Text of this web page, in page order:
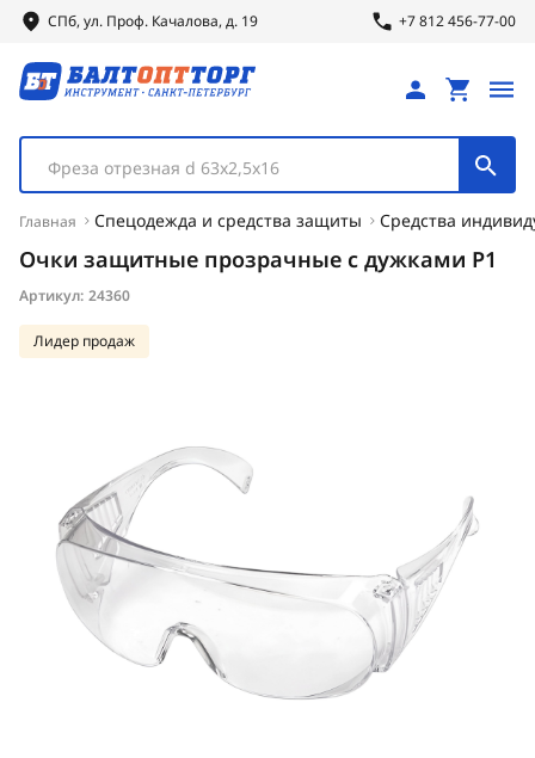
СПб, ул. Проф. Качалова, д. 19 +7 812 456-77-00
Фреза отрезная d 63х2,5х16
Главная Спецодежда и средства защиты Средства
Очки защитные прозрачные с дужками Р1
Артикул: 24360
Лидер продаж